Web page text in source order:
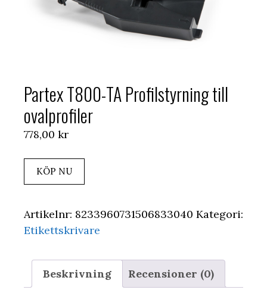
Partex T800-TA Profilstyrning till
ovalprofiler
778,00 kr
KÖP NU
Artikelnr: 8233960731506833040 Kategori:
Etikettskrivare
Beskrivning Recensioner (0)